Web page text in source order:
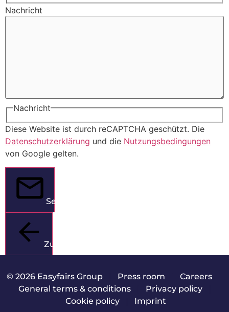
Nachricht
Nachricht
Diese Website ist durch reCAPTCHA geschützt. Die
Datenschutzerklärung und die Nutzungsbedingungen
von Google gelten.
Senden
Zurück
© 2026 Easyfairs Group| Press room Careers|
General terms & conditions| Privacy policy|
Cookie policy| Imprint